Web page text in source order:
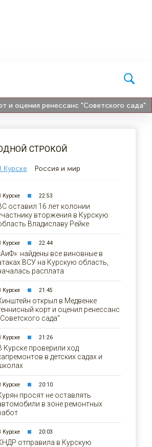
ренессанс "Советского сада"
СТРОКОЙ
Курске Россия и мир
Курске 22:53
оставил 16 лет колонии
вторжения в Курскую
Владиславу Рейке
Курске 22:44
найдены все виновные в
ВСУ на Курскую область,
расплата
Курске 21:45
открыл в Медвенке
корт и оценил ренессанс
сада"
Курске 21:26
Курске проверили ход
в детских садах и
Курске 20:10
просят не оставлять
в зоне ремонтных
Курске 20:03
отправила в Курскую